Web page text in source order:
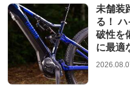
未舗装
る！
破性を
に最適